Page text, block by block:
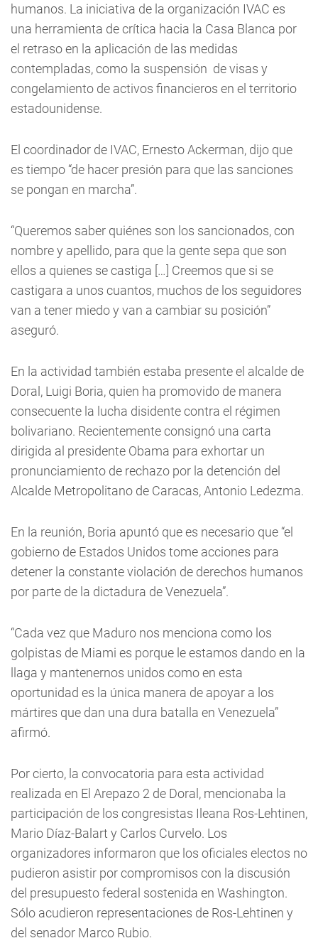
humanos. La iniciativa de la organización IVAC es
una herramienta de crítica hacia la Casa Blanca por
el retraso en la aplicación de las medidas
contempladas, como la suspensión de visas y
congelamiento de activos financieros en el territorio
estadounidense.
El coordinador de IVAC, Ernesto Ackerman, dijo que
es tiempo “de hacer presión para que las sanciones
se pongan en marcha”.
“Queremos saber quiénes son los sancionados, con
nombre y apellido, para que la gente sepa que son
ellos a quienes se castiga […] Creemos que si se
castigara a unos cuantos, muchos de los seguidores
van a tener miedo y van a cambiar su posición”
aseguró.
En la actividad también estaba presente el alcalde de
Doral, Luigi Boria, quien ha promovido de manera
consecuente la lucha disidente contra el régimen
bolivariano. Recientemente consignó una carta
dirigida al presidente Obama para exhortar un
pronunciamiento de rechazo por la detención del
Alcalde Metropolitano de Caracas, Antonio Ledezma.
En la reunión, Boria apuntó que es necesario que “el
gobierno de Estados Unidos tome acciones para
detener la constante violación de derechos humanos
por parte de la dictadura de Venezuela”.
“Cada vez que Maduro nos menciona como los
golpistas de Miami es porque le estamos dando en la
llaga y mantenernos unidos como en esta
oportunidad es la única manera de apoyar a los
mártires que dan una dura batalla en Venezuela”
afirmó.
Por cierto, la convocatoria para esta actividad
realizada en El Arepazo 2 de Doral, mencionaba la
participación de los congresistas Ileana Ros-Lehtinen,
Mario Díaz-Balart y Carlos Curvelo. Los
organizadores informaron que los oficiales electos no
pudieron asistir por compromisos con la discusión
del presupuesto federal sostenida en Washington.
Sólo acudieron representaciones de Ros-Lehtinen y
del senador Marco Rubio.